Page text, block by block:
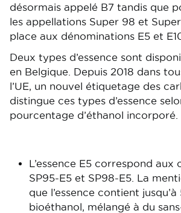
désormais appelé B7 tandis que
les appellations Super 98 et
place aux dénominations E5 et
Deux types d’essence sont
en Belgique. Depuis 2018 dans
l’UE, un nouvel étiquetage des
distingue ces types d’essence
pourcentage d’éthanol incorporé.
L’essence E5 correspond aux
SP95-E5 et SP98-E5. La
que l’essence contient jusqu’à
bioéthanol, mélangé à du